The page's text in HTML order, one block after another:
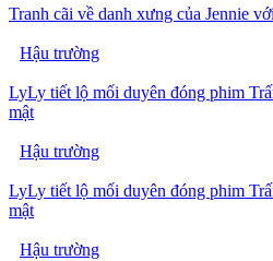
Tranh cãi về danh xưng của Jennie
Hậu trường
LyLy tiết lộ mối duyên đóng phim
mật
Hậu trường
LyLy tiết lộ mối duyên đóng phim
mật
Hậu trường